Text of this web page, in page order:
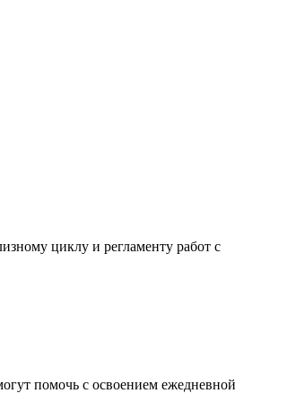
циклу и регламенту работ с
помочь с освоением ежедневной